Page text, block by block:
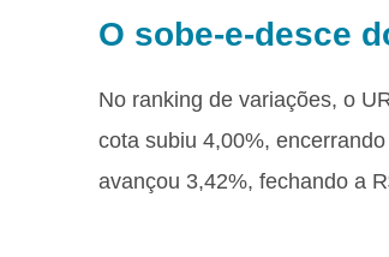
O sobe-e-desce
No ranking de variações, o
cota subiu 4,00%,
avançou 3,42%, fechando a